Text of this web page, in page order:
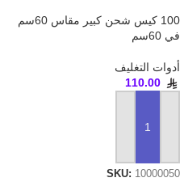
100 كيس شحن كبير مقاس 60سم
في 60سم
أدوات التغليف
110.00
SKU: 10000050